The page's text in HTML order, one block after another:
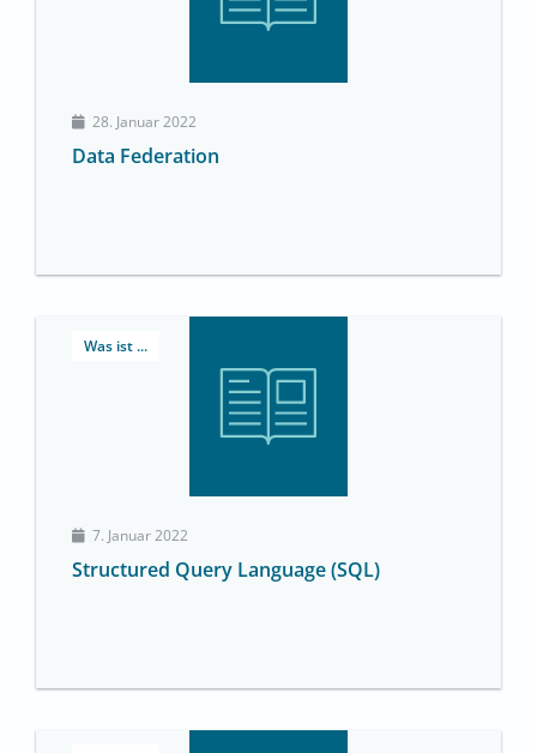
28. Januar 2022
Data Federation
Was ist ...
7. Januar 2022
Structured Query Language (SQL)